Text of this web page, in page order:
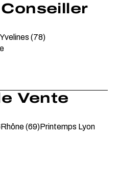
Yvelines (78)
Vente
Rhône (69)Printemps Lyon